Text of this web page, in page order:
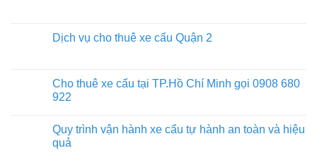
Dịch vụ cho thuê xe cẩu Quận 2
Cho thuê xe cẩu tại TP.Hồ Chí Minh gọi 0908 680
922
Quy trình vận hành xe cẩu tự hành an toàn và hiệu
quả